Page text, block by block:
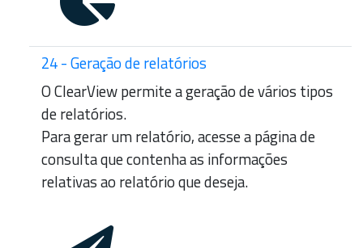
24 - Geração de relatórios
O ClearView permite a geração de vários tipos
de relatórios.
Para gerar um relatório, acesse a página de
consulta que contenha as informações
relativas ao relatório que deseja.